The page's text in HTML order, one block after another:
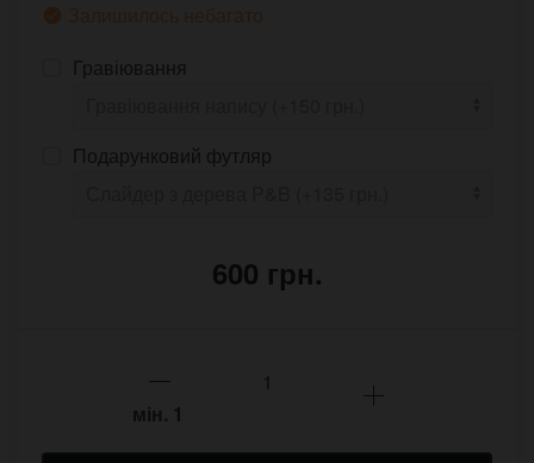
Гравіювання
Подарунковий футляр
600 грн.
мін. 1